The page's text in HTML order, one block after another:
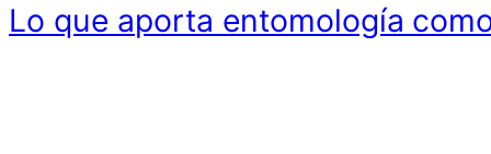
Lo que aporta entomología